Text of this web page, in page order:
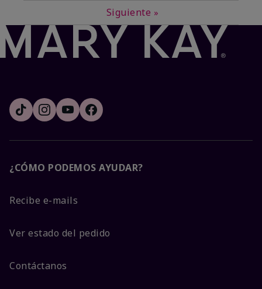
Siguiente »
¿CÓMO PODEMOS AYUDAR?
Recibe e-mails
Ver estado del pedido
Contáctanos